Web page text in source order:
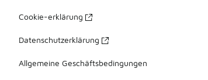
Cookie-erklärung
Datenschutzerklärung
Allgemeine Geschäftsbedingungen